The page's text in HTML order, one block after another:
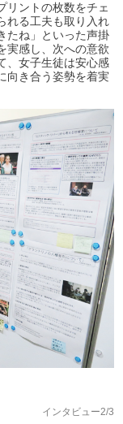
リントの枚数をチェ
れる工夫も取り入れ
たね」といった声掛
実感し、次への意欲
、女子生徒は安心感
向き合う姿勢を着実
インタビュー2/3